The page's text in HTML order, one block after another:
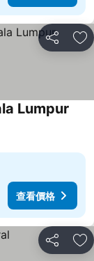
分享 加
Lumpur
查看價格
分享 加